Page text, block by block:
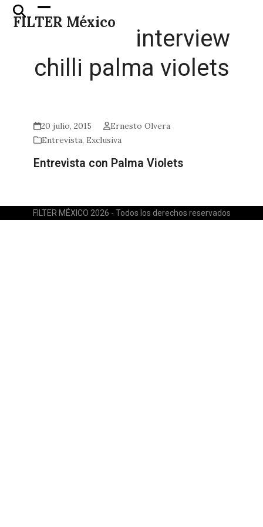
Skip
FILTER México
Open
mobile
Close
mobile
interview
chilli palma violets
20 julio, 2015
Ernesto Olvera
Entrevista,Exclusiva
Entrevista con Palma Violets
FILTER MÉXICO 2026 - Todos los derechos reservados